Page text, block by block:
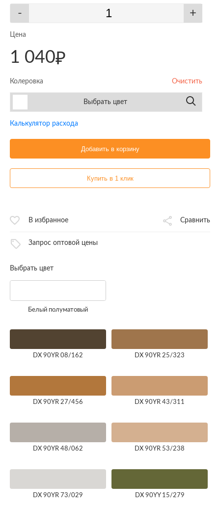
- +
Цена
1 040₽
Колеровка Очистить
Выбрать цвет
Калькулятор расхода
Добавить в корзину
Купить в 1 клик
В избранное Сравнить
Запрос оптовой цены
Выбрать цвет
Белый полуматовый
DX 90YR 08/162 DX 90YR 25/323
DX 90YR 27/456 DX 90YR 43/311
DX 90YR 48/062 DX 90YR 53/238
DX 90YR 73/029 DX 90YY 15/279